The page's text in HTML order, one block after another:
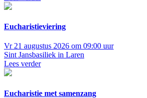
Eucharistieviering
Vr 21 augustus 2026 om 09:00 uur
Sint Jansbasiliek in Laren
Lees verder
Eucharistie met samenzang